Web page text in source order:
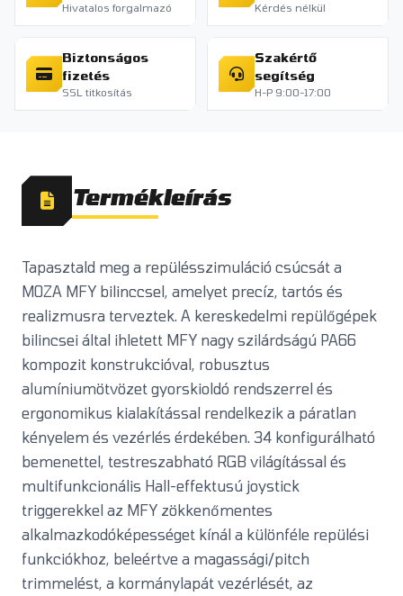
Hivatalos forgalmazó Kérdés nélkül
Biztonságos
fizetés
SSL titkosítás
Szakértő
segítség
H-P 9:00-17:00
Termékleírás
Tapasztald meg a repülésszimuláció csúcsát a
MOZA MFY bilinccsel, amelyet precíz, tartós és
realizmusra terveztek. A kereskedelmi repülőgépek
bilincsei által ihletett MFY nagy szilárdságú PA66
kompozit konstrukcióval, robusztus
alumíniumötvözet gyorskioldó rendszerrel és
ergonomikus kialakítással rendelkezik a páratlan
kényelem és vezérlés érdekében. 34 konfigurálható
bemenettel, testreszabható RGB világítással és
multifunkcionális Hall-effektusú joystick
triggerekkel az MFY zökkenőmentes
alkalmazkodóképességet kínál a különféle repülési
funkciókhoz, beleértve a magassági/pitch
trimmelést, a kormánylapát vezérlését, az